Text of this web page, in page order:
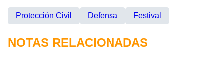
Protección Civil Defensa Festival
NOTAS RELACIONADAS